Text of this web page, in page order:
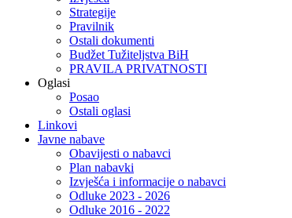
Strategije
Pravilnik
Ostali dokumenti
Budžet Tužiteljstva BiH
PRAVILA PRIVATNOSTI
Oglasi
Posao
Ostali oglasi
Linkovi
Javne nabave
Obavijesti o nabavci
Plan nabavki
Izvješća i informacije o nabavci
Odluke 2023 - 2026
Odluke 2016 - 2022